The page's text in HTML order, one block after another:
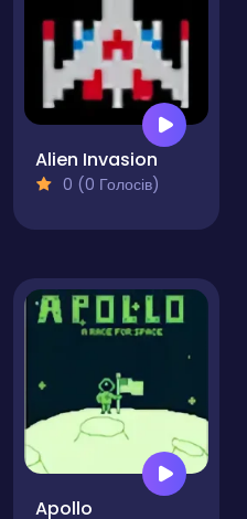
Alien Invasion
0 (0 Голосів)
Apollo